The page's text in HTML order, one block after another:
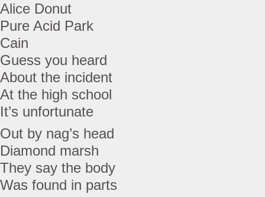
Alice Donut
Pure Acid Park
Cain
Guess you heard
About the incident
At the high school
It’s unfortunate
Out by nag’s head
Diamond marsh
They say the body
Was found in parts